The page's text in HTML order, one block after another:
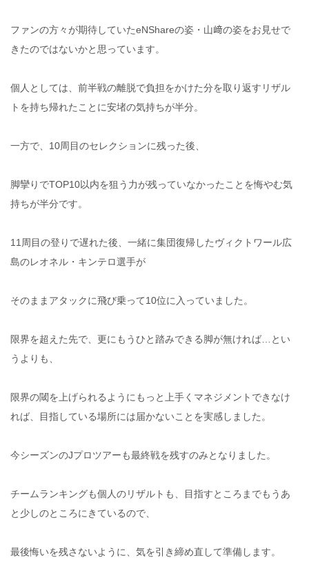
ファンの方々が期待していたeNShareの姿・山﨑の姿をお見せで
きたのではないかと思っています。
個人としては、前半戦の離脱で負担をかけた分を取り返すリザル
トを持ち帰れたことに安堵の気持ちが半分。
一方で、10周目のセレクションに残った後、
脚攣りでTOP10以内を狙う力が残っていなかったことを悔やむ気
持ちが半分です。
11周目の登りで遅れた後、一緒に集団復帰したヴィクトワール広
島のレオネル・キンテロ選手が
そのままアタックに飛び乗って10位に入っていました。
限界を超えた先で、更にもうひと踏みできる脚が無ければ…とい
うよりも、
限界の閾を上げられるようにもっと上手くマネジメントできなけ
れば、目指している場所には届かないことを実感しました。
今シーズンのJプロツアーも最終戦を残すのみとなりました。
チームランキングも個人のリザルトも、目指すところまでもうあ
と少しのところにきているので、
最後悔いを残さないように、気を引き締め直して準備します。